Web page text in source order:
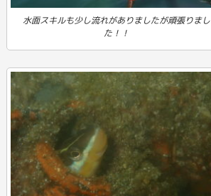
水面スキルも少し流れがありましたが頑張りまし
た！！